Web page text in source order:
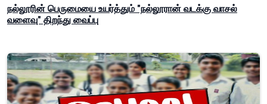
நல்லூரின் பெருமையை உயர்த்தும் "நல்லூரான் வடக்கு வாசல்
வளைவு" திறந்து வைப்பு